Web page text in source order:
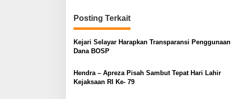
Posting Terkait
Kejari Selayar Harapkan Transparansi Penggunaan
Dana BOSP
Hendra – Apreza Pisah Sambut Tepat Hari Lahir
Kejaksaan RI Ke- 79